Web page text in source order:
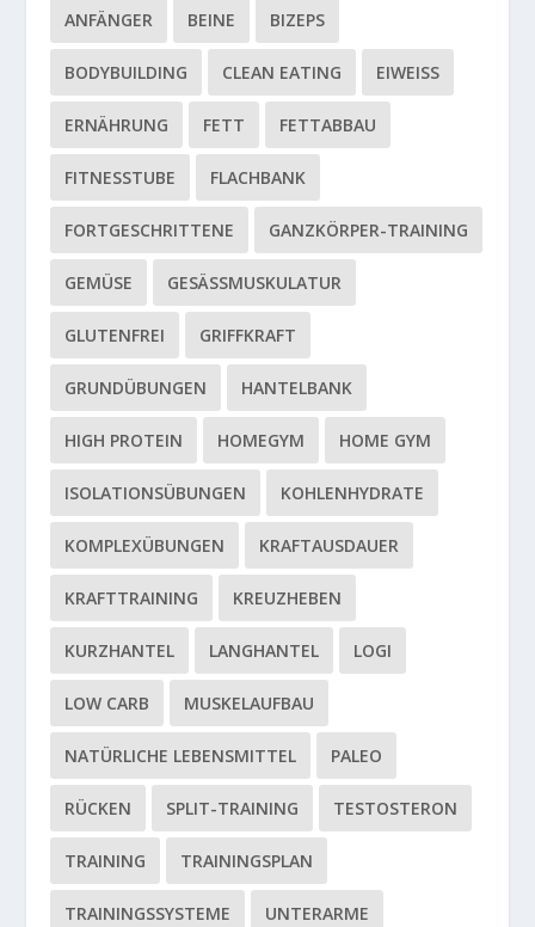
ANFÄNGER BEINE BIZEPS
BODYBUILDING CLEAN EATING EIWEISS
ERNÄHRUNG FETT FETTABBAU
FITNESSTUBE FLACHBANK
FORTGESCHRITTENE GANZKÖRPER-TRAINING
GEMÜSE GESÄSSMUSKULATUR
GLUTENFREI GRIFFKRAFT
GRUNDÜBUNGEN HANTELBANK
HIGH PROTEIN HOMEGYM HOME GYM
ISOLATIONSÜBUNGEN KOHLENHYDRATE
KOMPLEXÜBUNGEN KRAFTAUSDAUER
KRAFTTRAINING KREUZHEBEN
KURZHANTEL LANGHANTEL LOGI
LOW CARB MUSKELAUFBAU
NATÜRLICHE LEBENSMITTEL PALEO
RÜCKEN SPLIT-TRAINING TESTOSTERON
TRAINING TRAININGSPLAN
TRAININGSSYSTEME UNTERARME